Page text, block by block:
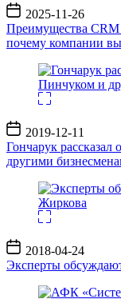
Дата
записи
2025-11-26
Преимущества CRM
почему компании
Дата
записи
2019-12-11
Гончарук
другими
Дата
записи
2018-04-24
Эксперты